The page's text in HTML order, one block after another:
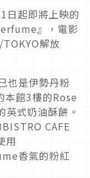
日起即將上映的
』，電影
解放
也是伊勢丹粉
館3樓的Rose
式奶油酥餅。
CAFE
用
香氣的粉紅